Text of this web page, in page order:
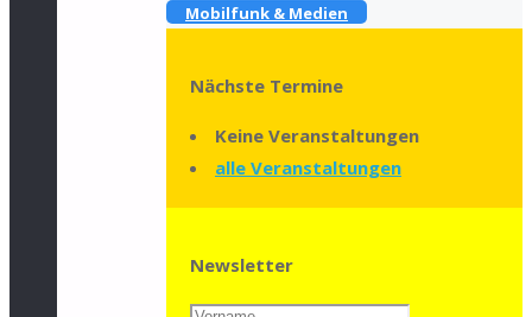
Mobilfunk & Medien
Nächste Termine
Keine Veranstaltungen
alle Veranstaltungen
Newsletter